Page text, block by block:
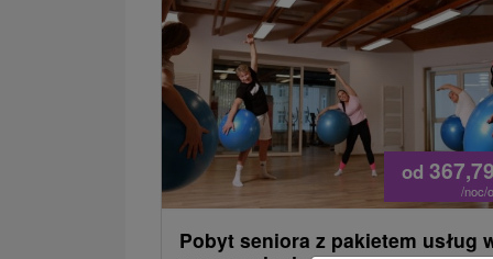
od 367,79
/noc/
Pobyt seniora z pakietem usług